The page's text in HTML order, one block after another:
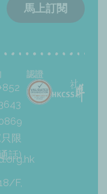
馬上訂閱
只限
話)
F,
認證